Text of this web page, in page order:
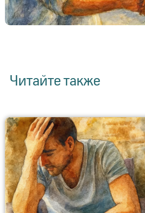
Читайте также